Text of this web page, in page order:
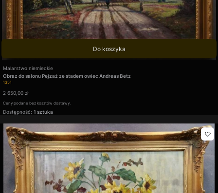
Do koszyka
Kod produktu
1351
Obraz do salonu Pejzaż ze stadem owiec Andreas Betz
Producent
Malarstwo niemieckie
Cena
2 650,00 zł
Ceny podane bez kosztów dostawy.
Dostępność: 1 sztuka